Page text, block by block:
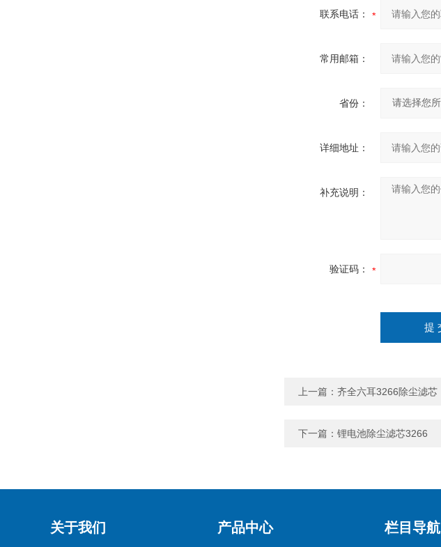
联系电话：
常用邮箱：
省份：
详细地址：
补充说明：
验证码：
上一篇： 齐全六耳3266除尘滤芯
下一篇： 锂电池除尘滤芯3266
关于我们 产品中心 栏目导航